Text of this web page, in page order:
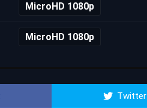
MicroHD 1080p
MicroHD 1080p
Twitter